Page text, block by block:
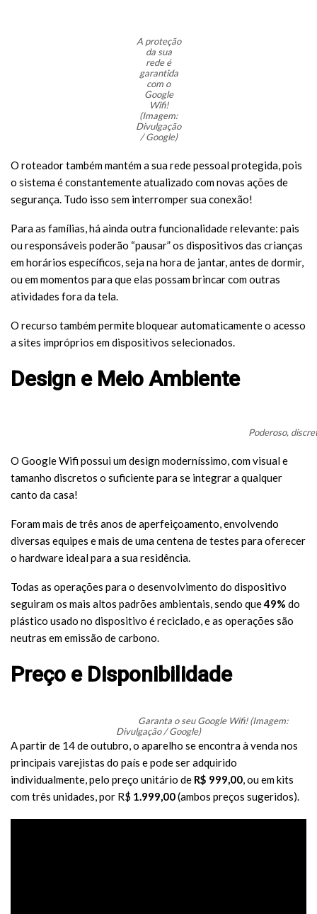
A proteção
da sua
rede é
garantida
com o
Google
Wifi!
(Imagem:
Divulgação
/ Google)
O roteador também mantém a sua rede pessoal protegida, pois
o sistema é constantemente atualizado com novas ações de
segurança. Tudo isso sem interromper sua conexão!
Para as famílias, há ainda outra funcionalidade relevante: pais
ou responsáveis poderão “pausar” os dispositivos das crianças
em horários específicos, seja na hora de jantar, antes de dormir,
ou em momentos para que elas possam brincar com outras
atividades fora da tela.
O recurso também permite bloquear automaticamente o acesso
a sites impróprios em dispositivos selecionados.
Design e Meio Ambiente
Poderoso,
O Google Wifi possui um design moderníssimo, com visual e
tamanho discretos o suficiente para se integrar a qualquer
canto da casa!
Foram mais de três anos de aperfeiçoamento, envolvendo
diversas equipes e mais de uma centena de testes para oferecer
o hardware ideal para a sua residência.
Todas as operações para o desenvolvimento do dispositivo
seguiram os mais altos padrões ambientais, sendo que49% do
plástico usado no dispositivo é reciclado, e as operações são
neutras em emissão de carbono.
Preço e Disponibilidade
Garanta o seu Google Wifi! (Imagem:
Divulgação / Google)
A partir de 14 de outubro, o aparelho se encontra à venda nos
principais varejistas do país e pode ser adquirido
individualmente, pelo preço unitário de R$ 999,00, ou em kits
com três unidades, por R$ 1.999,00(ambos preços sugeridos).